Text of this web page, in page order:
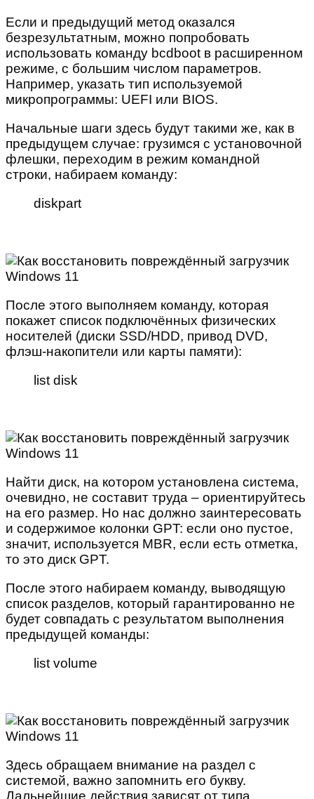
Если и предыдущий метод оказался
безрезультатным, можно попробовать
использовать команду bcdboot в расширенном
режиме, с большим числом параметров.
Например, указать тип используемой
микропрограммы: UEFI или BIOS.
Начальные шаги здесь будут такими же, как в
предыдущем случае: грузимся с установочной
флешки, переходим в режим командной
строки, набираем команду:
diskpart
После этого выполняем команду, которая
покажет список подключённых физических
носителей (диски SSD/HDD, привод DVD,
флэш-накопители или карты памяти):
list disk
Найти диск, на котором установлена система,
очевидно, не составит труда – ориентируйтесь
на его размер. Но нас должно заинтересовать
и содержимое колонки GPT: если оно пустое,
значит, используется MBR, если есть отметка,
то это диск GPT.
После этого набираем команду, выводящую
список разделов, который гарантированно не
будет совпадать с результатом выполнения
предыдущей команды:
list volume
Здесь обращаем внимание на раздел с
системой, важно запомнить его букву.
Дальнейшие действия зависят от типа